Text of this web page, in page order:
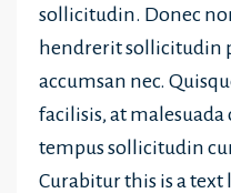
sollicitudin. Donec
hendrerit sollicitudin
accumsan nec.
facilisis, at
tempus sollicitudin
Curabitur this is a